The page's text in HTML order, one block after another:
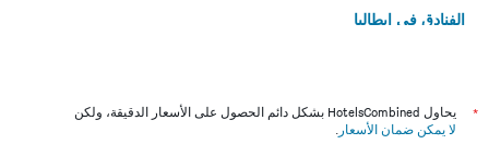
الفنادق في إيطاليا
*
يحاول HotelsCombined بشكل دائم الحصول على الأسعار الدقيقة، ولكن
لا يمكن ضمان الأسعار .